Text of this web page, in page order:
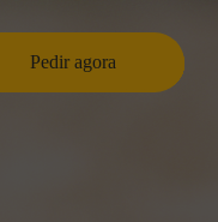
Pedir agora